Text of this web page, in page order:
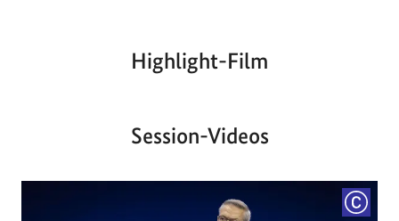
Highlight-Film
Aktueller
00:00| 00:00
Session-Videos